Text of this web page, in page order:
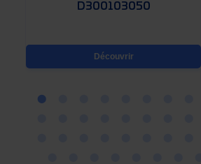
D300103050
Découvrir